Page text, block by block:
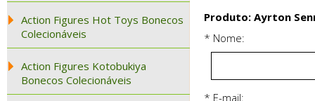
Action Figures Hot Toys Bonecos
Colecionáveis
Action Figures Kotobukiya
Bonecos Colecionáveis
Produto: Ayrton
* Nome:
* E-mail: